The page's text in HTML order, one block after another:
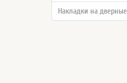
Накладки на